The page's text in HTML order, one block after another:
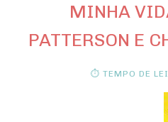
MINHA
PATTERSON E
⏱ TEMPO DE